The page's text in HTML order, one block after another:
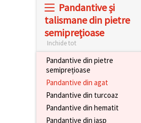
Pandantive și
talismane din pietre
semiprețioase
Inchide tot
Pandantive din pietre
semiprețioase
Pandantive din agat
Pandantive din turcoaz
Pandantive din hematit
Pandantive din jasp